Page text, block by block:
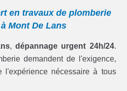
en travaux de plomberie
Mont De Lans
, dépannage urgent 24h/24.
demandent de l'exigence,
nécessaire à tous